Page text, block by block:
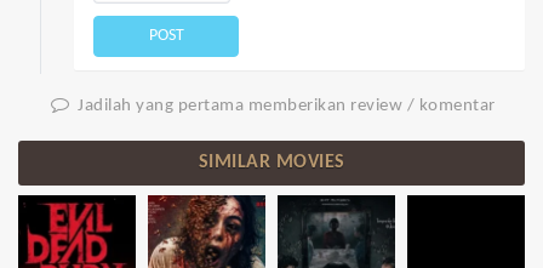
POST
Jadilah yang pertama memberikan review / komentar
SIMILAR MOVIES